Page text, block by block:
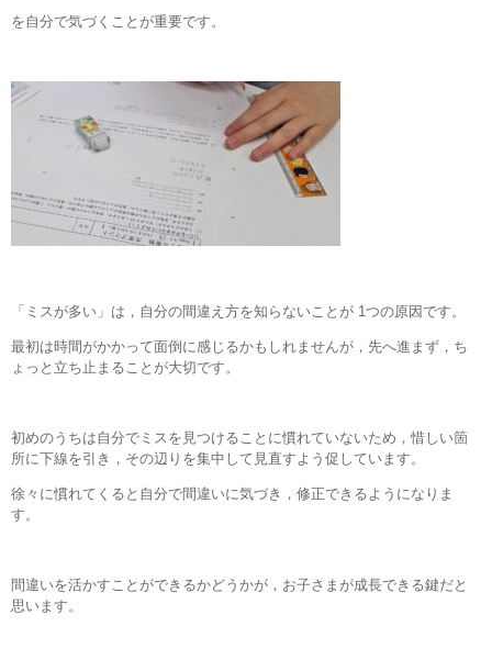
を自分で気づくことが重要です。
「ミスが多い」は，自分の間違え方を知らないことが 1つの原因です。
最初は時間がかかって面倒に感じるかもしれませんが，先へ進まず，ち
ょっと立ち止まることが大切です。
初めのうちは自分でミスを見つけることに慣れていないため，惜しい箇
所に下線を引き，その辺りを集中して見直すよう促しています。
徐々に慣れてくると自分で間違いに気づき，修正できるようになりま
す。
間違いを活かすことができるかどうかが，お子さまが成長できる鍵だと
思います。